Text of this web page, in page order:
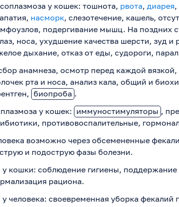
у кошек: тошнота, рвота, диарея,
насморк, слезотечение, кашель,
подергивание мышц. На поздних
носа, ухудшение качества шерсти, зуд
дыхание, отказ от еды, судороги,
анамнеза, осмотр перед каждой вязкой,
рта и носа, анализ кала, общий и
биопроба .
у кошек: иммуностимуляторы ,
противовоспалительные,
возможно через обсемененные
и подострую фазы болезни.
кошки: соблюдение гигиены,
рациона.
человека: своевременная уборка фекалий